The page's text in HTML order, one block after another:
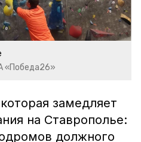
«Победа26»
замедляет
на Ставрополье:
должного